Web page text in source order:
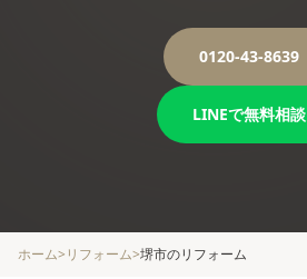
0120-43-8639
LINEで無料相談
ホーム> リフォーム>堺市のリフォーム